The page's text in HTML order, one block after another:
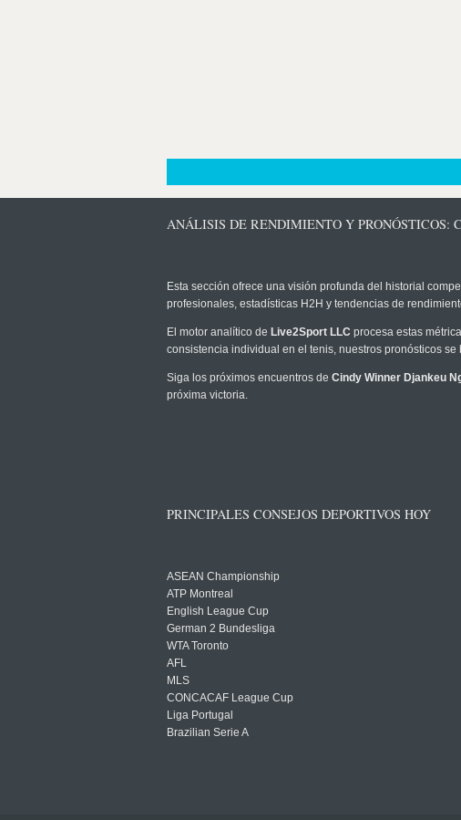
ANÁLISIS DE RENDIMIENTO Y PRONÓSTICOS:
Esta sección ofrece una visión profunda del historial
profesionales, estadísticas H2H y tendencias de
El motor analítico de Live2Sport LLC procesa estas
consistencia individual en el tenis, nuestros pronósticos
Siga los próximos encuentros de Cindy Winner Djankeu
próxima victoria.
PRINCIPALES CONSEJOS DEPORTIVOS HOY
ASEAN Championship
ATP Montreal
English League Cup
German 2 Bundesliga
WTA Toronto
AFL
MLS
CONCACAF League Cup
Liga Portugal
Brazilian Serie A